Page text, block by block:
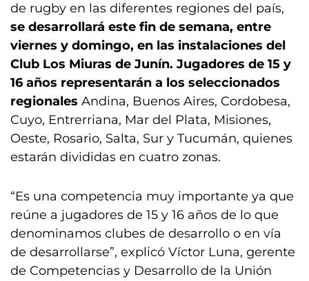
de rugby en las diferentes regiones del país,
se desarrollará este fin de semana, entre
viernes y domingo, en las instalaciones del
Club Los Miuras de Junín. Jugadores de 15 y
16 años representarán a los seleccionados
regionales Andina, Buenos Aires, Cordobesa,
Cuyo, Entrerriana, Mar del Plata, Misiones,
Oeste, Rosario, Salta, Sur y Tucumán, quienes
estarán divididas en cuatro zonas.
“Es una competencia muy importante ya que
reúne a jugadores de 15 y 16 años de lo que
denominamos clubes de desarrollo o en vía
de desarrollarse”, explicó Víctor Luna, gerente
de Competencias y Desarrollo de la Unión